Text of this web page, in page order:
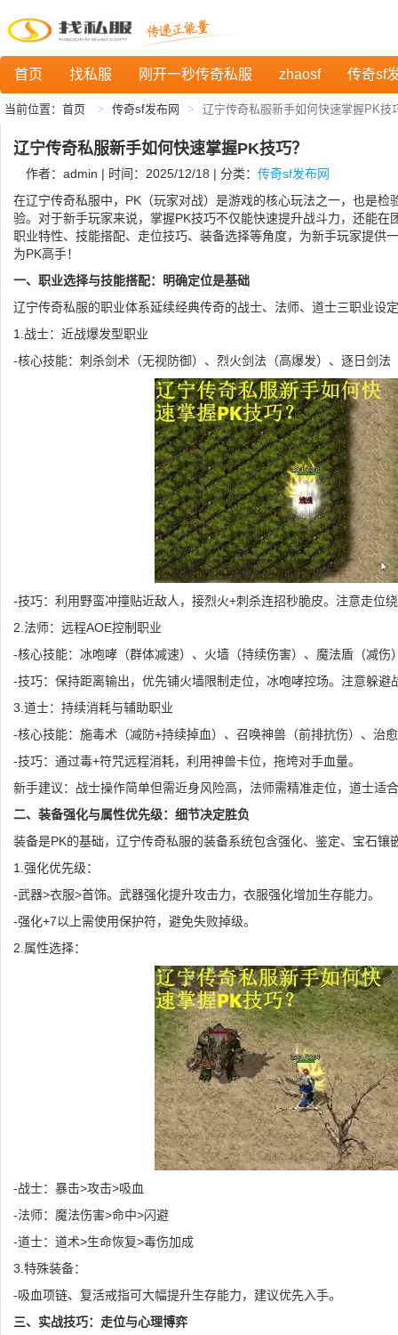
首页 找私服 刚开一秒传奇私服 zhaosf 传奇sf
当前位置： 首页 传奇sf发布网 辽宁传奇私服新手如何快速掌握PK技
辽宁传奇私服新手如何快速掌握PK技巧？
作者：admin | 时间：2025/12/18 | 分类： 传奇sf发布网
在辽宁传奇私服中，PK（玩家对战）是游戏的核心玩法之一，也是检
验。对于新手玩家来说，掌握PK技巧不仅能快速提升战斗力，还能在
职业特性、技能搭配、走位技巧、装备选择等角度，为新手玩家提供
为PK高手！
一、职业选择与技能搭配：明确定位是基础
辽宁传奇私服的职业体系延续经典传奇的战士、法师、道士三职业设
1.战士：近战爆发型职业
-核心技能：刺杀剑术（无视防御）、烈火剑法（高爆发）、逐日剑法
-技巧：利用野蛮冲撞贴近敌人，接烈火+刺杀连招秒脆皮。注意走位
2.法师：远程AOE控制职业
-核心技能：冰咆哮（群体减速）、火墙（持续伤害）、魔法盾（减伤
-技巧：保持距离输出，优先铺火墙限制走位，冰咆哮控场。注意躲避
3.道士：持续消耗与辅助职业
-核心技能：施毒术（减防+持续掉血）、召唤神兽（前排抗伤）、治
-技巧：通过毒+符咒远程消耗，利用神兽卡位，拖垮对手血量。
新手建议：战士操作简单但需近身风险高，法师需精准走位，道士适
二、装备强化与属性优先级：细节决定胜负
装备是PK的基础，辽宁传奇私服的装备系统包含强化、鉴定、宝石镶
1.强化优先级：
-武器>衣服>首饰。武器强化提升攻击力，衣服强化增加生存能力。
-强化+7以上需使用保护符，避免失败掉级。
2.属性选择：
-战士：暴击>攻击>吸血
-法师：魔法伤害>命中>闪避
-道士：道术>生命恢复>毒伤加成
3.特殊装备：
-吸血项链、复活戒指可大幅提升生存能力，建议优先入手。
三、实战技巧：走位与心理博弈